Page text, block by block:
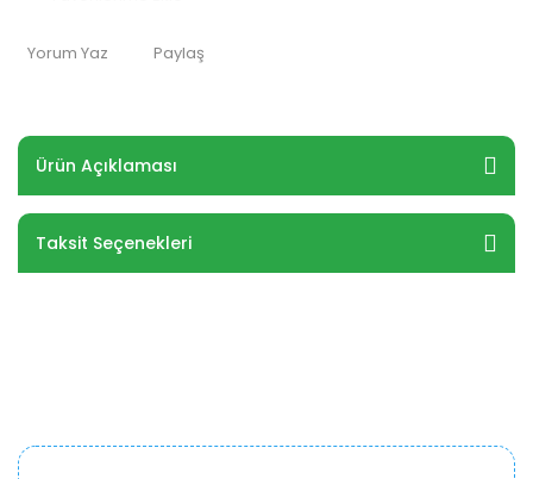
Yorum Yaz Paylaş
Ürün Açıklaması
Taksit Seçenekleri